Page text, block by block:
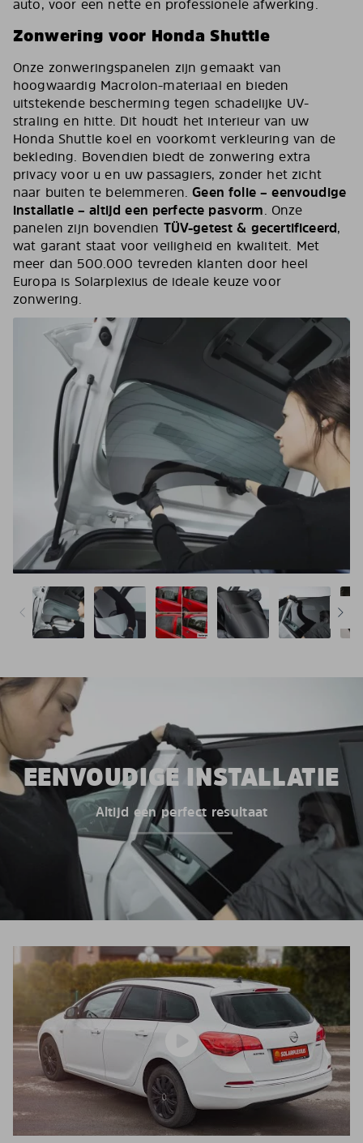
auto, voor een nette en professionele afwerking.
Zonwering voor Honda Shuttle
Onze zonweringspanelen zijn gemaakt van
hoogwaardig Macrolon-materiaal en bieden
uitstekende bescherming tegen schadelijke UV-
straling en hitte. Dit houdt het interieur van uw
Honda Shuttle koel en voorkomt verkleuring van de
bekleding. Bovendien biedt de zonwering extra
privacy voor u en uw passagiers, zonder het zicht
naar buiten te belemmeren.Geen folie – eenvoudige
installatie – altijd een perfecte pasvorm. Onze
panelen zijn bovendien TÜV-getest & gecertificeerd,
wat garant staat voor veiligheid en kwaliteit. Met
meer dan 500.000 tevreden klanten door heel
Europa is Solarplexius de ideale keuze voor
zonwering.
EENVOUDIGE INSTALLATIE
Altijd een perfect resultaat